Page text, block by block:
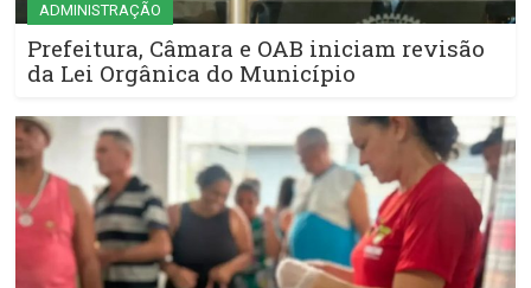
ADMINISTRAÇÃO
Prefeitura, Câmara e OAB iniciam revisão
da Lei Orgânica do Município